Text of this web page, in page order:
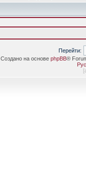
Перейти:
Создано на основе phpBB®
[